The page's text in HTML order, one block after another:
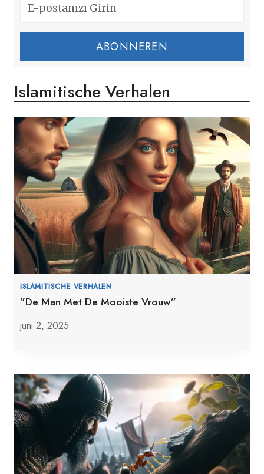
ABONNEREN
Islamitische Verhalen
ISLAMITISCHE VERHALEN
”De Man Met De Mooiste Vrouw”
juni 2, 2025